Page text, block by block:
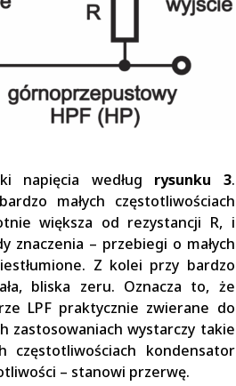
napięcia według rysunku 3.
małych częstotliwościach
większa od rezystancji R, i
– przebiegi o małych
Z kolei przy bardzo
bliska zeru. Oznacza to, że
LPF praktycznie zwierane do
zastosowaniach wystarczy takie
częstotliwościach kondensator
– stanowi przerwę.